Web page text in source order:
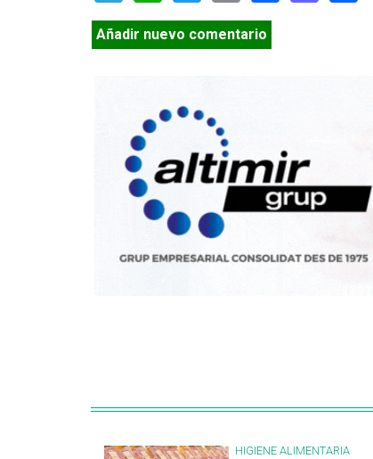
Añadir nuevo comentario
HIGIENE ALIMENTARIA